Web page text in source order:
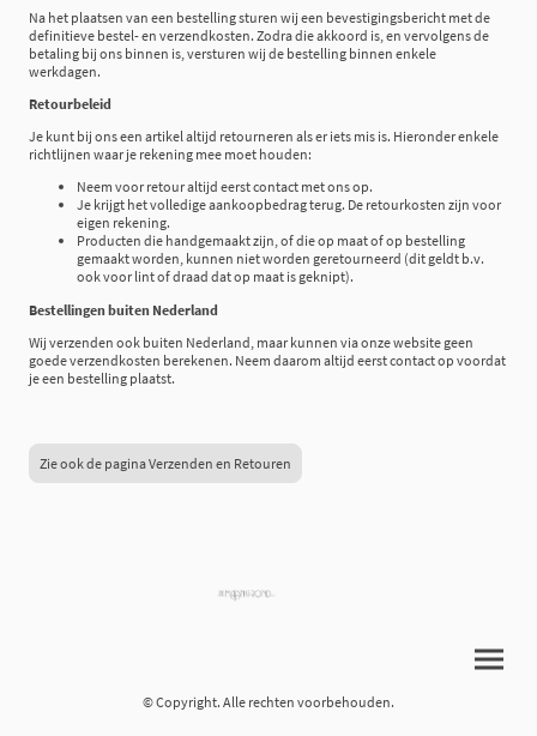
Na het plaatsen van een bestelling sturen wij een bevestigingsbericht met de
definitieve bestel- en verzendkosten. Zodra die akkoord is, en vervolgens de
betaling bij ons binnen is, versturen wij de bestelling binnen enkele
werkdagen.
Retourbeleid
Je kunt bij ons een artikel altijd retourneren als er iets mis is. Hieronder enkele
richtlijnen waar je rekening mee moet houden:
Neem voor retour altijd eerst contact met ons op.
Je krijgt het volledige aankoopbedrag terug. De retourkosten zijn voor
eigen rekening.
Producten die handgemaakt zijn, of die op maat of op bestelling
gemaakt worden, kunnen niet worden geretourneerd (dit geldt b.v.
ook voor lint of draad dat op maat is geknipt).
Bestellingen buiten Nederland
Wij verzenden ook buiten Nederland, maar kunnen via onze website geen
goede verzendkosten berekenen. Neem daarom altijd eerst contact op voordat
je een bestelling plaatst.
Zie ook de pagina Verzenden en Retouren
© Copyright. Alle rechten voorbehouden.